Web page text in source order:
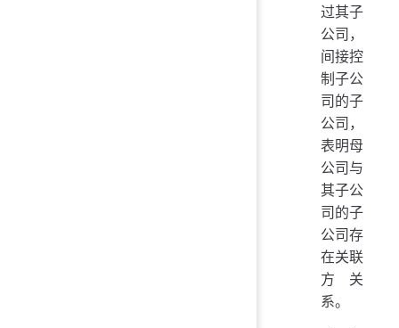
过其子
公司，
间接控
制子公
司的子
公司，
表明母
公司与
其子公
司的子
公司存
在关联
方关
系。